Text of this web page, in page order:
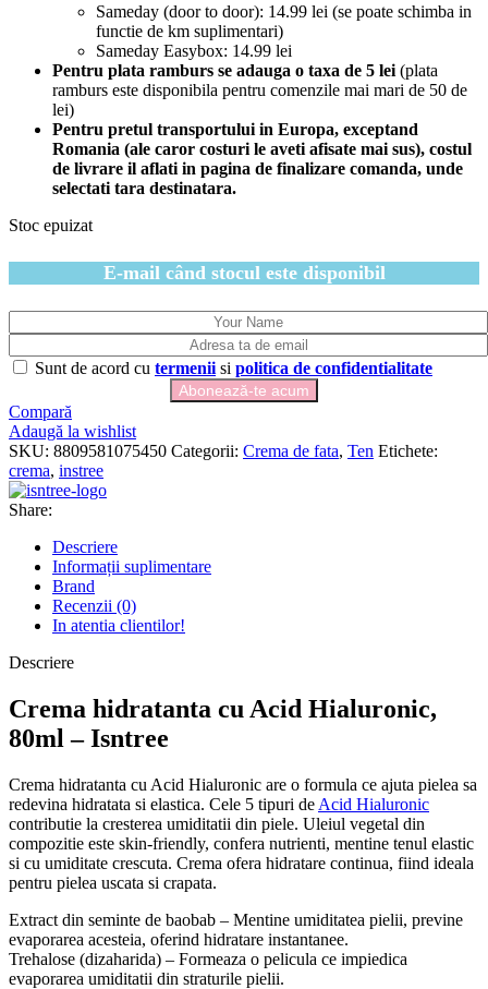
Sameday (door to door): 14.99 lei (se poate schimba in
functie de km suplimentari)
Sameday Easybox: 14.99 lei
Pentru plata ramburs se adauga o taxa de 5 lei (plata
ramburs este disponibila pentru comenzile mai mari de 50 de
lei)
Pentru pretul transportului in Europa, exceptand
Romania (ale caror costuri le aveti afisate mai sus), costul
de livrare il aflati in pagina de finalizare comanda, unde
selectati tara destinatara.
Stoc epuizat
E-mail când stocul este disponibil
Sunt de acord cu termenii si politica de confidentialitate
Compară
Adaugă la wishlist
SKU: 8809581075450 Categorii: Crema de fata, Ten Etichete:
crema, instree
Share:
Descriere
Informații suplimentare
Brand
Recenzii (0)
In atentia clientilor!
Descriere
Crema hidratanta cu Acid Hialuronic,
80ml – Isntree
Crema hidratanta cu Acid Hialuronic are o formula ce ajuta pielea sa
redevina hidratata si elastica. Cele 5 tipuri de Acid Hialuronic
contributie la cresterea umiditatii din piele. Uleiul vegetal din
compozitie este skin-friendly, confera nutrienti, mentine tenul elastic
si cu umiditate crescuta. Crema ofera hidratare continua, fiind ideala
pentru pielea uscata si crapata.
Extract din seminte de baobab – Mentine umiditatea pielii, previne
evaporarea acesteia, oferind hidratare instantanee.
Trehalose (dizaharida) – Formeaza o pelicula ce impiedica
evaporarea umiditatii din straturile pielii.